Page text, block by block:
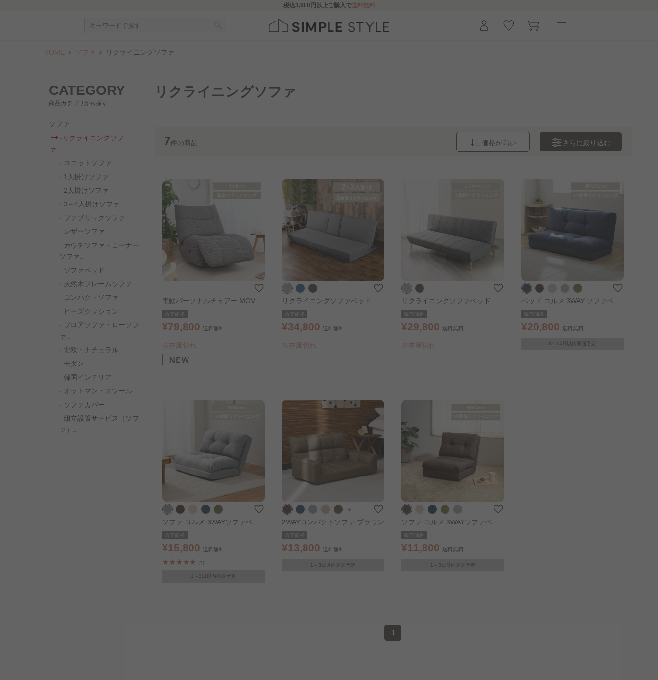
税込3,980円 以上ご購入で送料無料
HOME ソファ リクライニングソファ
CATEGORY
商品カテゴリから探す
ソファ
リクライニングソフ
ァ
ユニットソファ
1人掛けソファ
2人掛けソファ
3～4人掛けソファ
ファブリックソファ
レザーソファ
カウチソファ・コーナー
ソファ..
ソファベッド
天然木フレームソファ
コンパクトソファ
ビーズクッション
フロアソファ・ローソフ
ァ..
北欧・ナチュラル
モダン
韓国インテリア
オットマン・スツール
ソファカバー
組立設置サービス（ソフ
ァ）..
リクライニングソファ
7件の商品 価格が高い さらに絞り込む
電動パーソナルチェアー MOVE
グレー
販売価格
¥79,800 送料無料
※在庫切れ
リクライニングソファベッド グ
レー
販売価格
¥34,800 送料無料
※在庫切れ
リクライニングソファベッド グ
レー
販売価格
¥29,800 送料無料
※在庫切れ
ベッド コルメ 3WAY ソファベッ
ド ネイビー
販売価格
¥20,800 送料無料
8～14日以内発送予定
ソファ コルメ 3WAYソファベッ
ド グレー
販売価格
¥15,800 送料無料
(1)
1～3日以内発送予定
＋
2WAYコンパクトソファ ブラウン
販売価格
¥13,800 送料無料
1～3日以内発送予定
ソファ コルメ 3WAYソファベッ
ド ブラウン
販売価格
¥11,800 送料無料
1～3日以内発送予定
1